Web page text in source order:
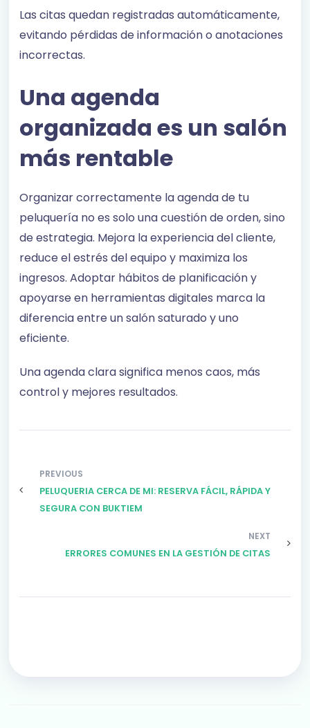
Las citas quedan registradas automáticamente,
evitando pérdidas de información o anotaciones
incorrectas.
Una agenda
organizada es un salón
más rentable
Organizar correctamente la agenda de tu
peluquería no es solo una cuestión de orden, sino
de estrategia. Mejora la experiencia del cliente,
reduce el estrés del equipo y maximiza los
ingresos. Adoptar hábitos de planificación y
apoyarse en herramientas digitales marca la
diferencia entre un salón saturado y uno
eficiente.
Una agenda clara significa menos caos, más
control y mejores resultados.
PREVIOUS
PELUQUERIA CERCA DE MI: RESERVA FÁCIL, RÁPIDA Y
SEGURA CON BUKTIEM
NEXT
ERRORES COMUNES EN LA GESTIÓN DE CITAS